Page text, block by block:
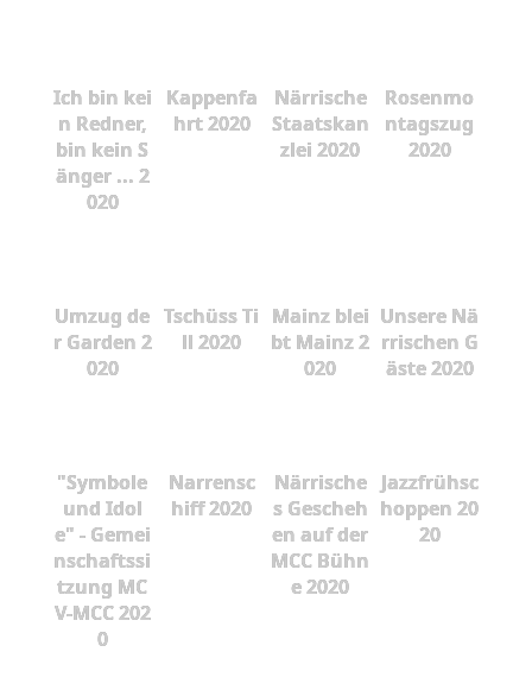
Ich bin kei
n Redner,
bin kein S
änger ... 2
020
Kappenfa
hrt 2020
Närrische
Staatskan
zlei 2020
Rosenmo
ntagszug
2020
Umzug de
r Garden 2
020
Tschüss Ti
ll 2020
Mainz blei
bt Mainz 2
020
Unsere Nä
rrischen G
äste 2020
"Symbole
und Idol
e" - Gemei
nschaftssi
tzung MC
V-MCC 202
0
Narrensc
hiff 2020
Närrische
s Gescheh
en auf der
MCC Bühn
e 2020
Jazzfrühsc
hoppen 20
20